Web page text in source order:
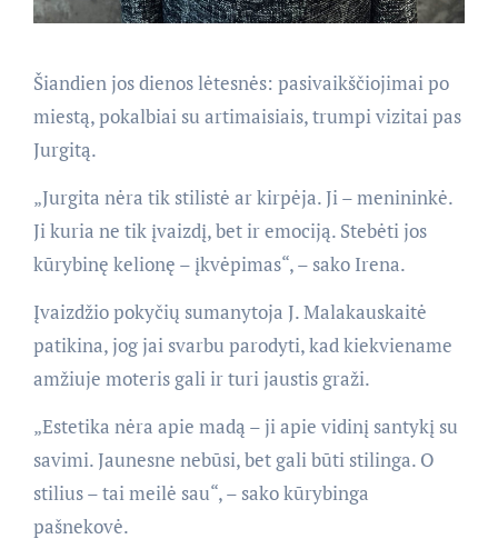
Šiandien jos dienos lėtesnės: pasivaikščiojimai po
miestą, pokalbiai su artimaisiais, trumpi vizitai pas
Jurgitą.
„Jurgita nėra tik stilistė ar kirpėja. Ji – menininkė.
Ji kuria ne tik įvaizdį, bet ir emociją. Stebėti jos
kūrybinę kelionę – įkvėpimas“, – sako Irena.
Įvaizdžio pokyčių sumanytoja J. Malakauskaitė
patikina, jog jai svarbu parodyti, kad kiekviename
amžiuje moteris gali ir turi jaustis graži.
„Estetika nėra apie madą – ji apie vidinį santykį su
savimi. Jaunesne nebūsi, bet gali būti stilinga. O
stilius – tai meilė sau“, – sako kūrybinga
pašnekovė.